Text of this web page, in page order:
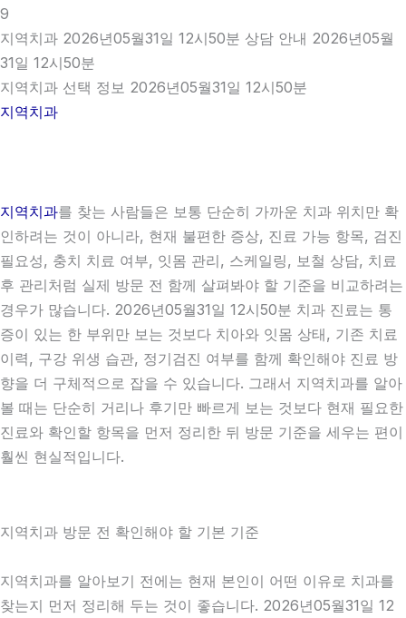
9
지역치과 2026년05월31일 12시50분 상담 안내 2026년05월
31일 12시50분
지역치과 선택 정보 2026년05월31일 12시50분
지역치과
지역치과를 찾는 사람들은 보통 단순히 가까운 치과 위치만 확
인하려는 것이 아니라, 현재 불편한 증상, 진료 가능 항목, 검진
필요성, 충치 치료 여부, 잇몸 관리, 스케일링, 보철 상담, 치료
후 관리처럼 실제 방문 전 함께 살펴봐야 할 기준을 비교하려는
경우가 많습니다. 2026년05월31일 12시50분 치과 진료는 통
증이 있는 한 부위만 보는 것보다 치아와 잇몸 상태, 기존 치료
이력, 구강 위생 습관, 정기검진 여부를 함께 확인해야 진료 방
향을 더 구체적으로 잡을 수 있습니다. 그래서 지역치과를 알아
볼 때는 단순히 거리나 후기만 빠르게 보는 것보다 현재 필요한
진료와 확인할 항목을 먼저 정리한 뒤 방문 기준을 세우는 편이
훨씬 현실적입니다.
지역치과 방문 전 확인해야 할 기본 기준
지역치과를 알아보기 전에는 현재 본인이 어떤 이유로 치과를
찾는지 먼저 정리해 두는 것이 좋습니다. 2026년05월31일 12